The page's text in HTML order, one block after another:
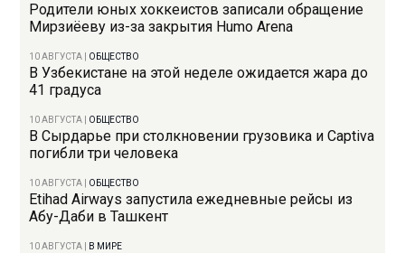
Родители юных хоккеистов записали обращение
Мирзиёеву из-за закрытия Humo Arena
10 АВГУСТА ОБЩЕСТВО
В Узбекистане на этой неделе ожидается жара до
41 градуса
10 АВГУСТА ОБЩЕСТВО
В Сырдарье при столкновении грузовика и Captiva
погибли три человека
10 АВГУСТА ОБЩЕСТВО
Etihad Airways запустила ежедневные рейсы из
Абу-Даби в Ташкент
10 АВГУСТА В МИРЕ